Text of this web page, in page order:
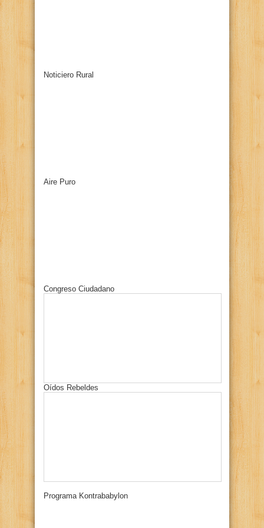
Noticiero Rural
Aire Puro
Congreso Ciudadano
Oídos Rebeldes
Programa Kontrababylon